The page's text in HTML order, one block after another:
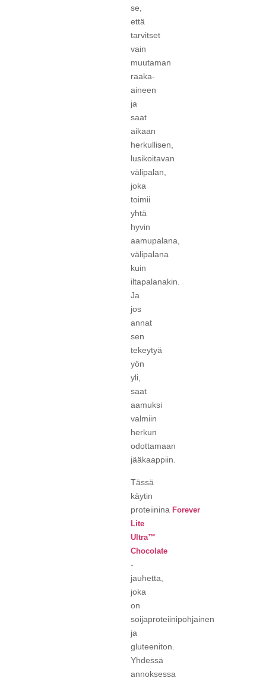
se,
että
tarvitset
vain
muutaman
raaka-
aineen
ja
saat
aikaan
herkullisen,
lusikoitavan
välipalan,
joka
toimii
yhtä
hyvin
aamupalana,
välipalana
kuin
iltapalanakin.
Ja
jos
annat
sen
tekeytyä
yön
yli,
saat
aamuksi
valmiin
herkun
odottamaan
jääkaappiin.
Tässä
käytin
proteiinina Forever
Lite
Ultra™
Chocolate
-
jauhetta,
joka
on
soijaproteiinipohjainen
ja
gluteeniton.
Yhdessä
annoksessa